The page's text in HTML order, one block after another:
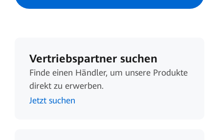
Vertriebspartner suchen
Finde einen Händler, um unsere Produkte
direkt zu erwerben.
Jetzt suchen